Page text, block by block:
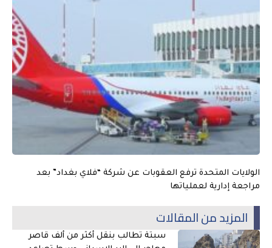
الولايات المتحدة ترفع العقوبات عن شركة “فلاي بغداد” بعد
مراجعة إدارية لعملياتها
المزيد من المقالات
سبتة تطالب بنقل أكثر من ألف قاصر